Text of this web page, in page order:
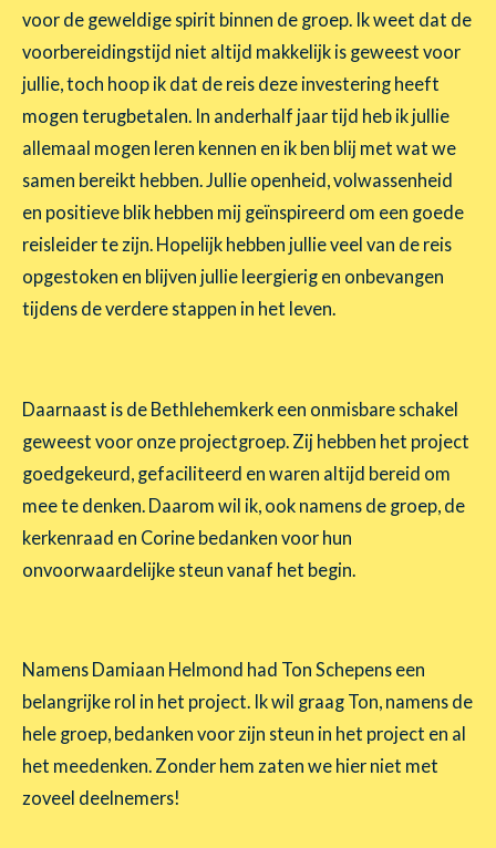
voor de geweldige spirit binnen de groep. Ik weet dat de
voorbereidingstijd niet altijd makkelijk is geweest voor
jullie, toch hoop ik dat de reis deze investering heeft
mogen terugbetalen. In anderhalf jaar tijd heb ik jullie
allemaal mogen leren kennen en ik ben blij met wat we
samen bereikt hebben. Jullie openheid, volwassenheid
en positieve blik hebben mij geïnspireerd om een goede
reisleider te zijn. Hopelijk hebben jullie veel van de reis
opgestoken en blijven jullie leergierig en onbevangen
tijdens de verdere stappen in het leven.
Daarnaast is de Bethlehemkerk een onmisbare schakel
geweest voor onze projectgroep. Zij hebben het project
goedgekeurd, gefaciliteerd en waren altijd bereid om
mee te denken. Daarom wil ik, ook namens de groep, de
kerkenraad en Corine bedanken voor hun
onvoorwaardelijke steun vanaf het begin.
Namens Damiaan Helmond had Ton Schepens een
belangrijke rol in het project. Ik wil graag Ton, namens de
hele groep, bedanken voor zijn steun in het project en al
het meedenken. Zonder hem zaten we hier niet met
zoveel deelnemers!